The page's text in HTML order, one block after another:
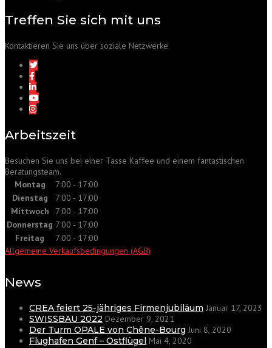
Treffen Sie sich mit uns
Kontaktieren Sie uns über soziale Netzwerke
Arbeitszeit
Besuchen Sie uns bei einer Tasse Kaffee und einem fantastischen
Beratungsteam.
Montag
7:00 - 17:00
Dienstag
7:00 - 17:00
Mittwoch
7:00 - 17:00
Donnerstag 7:00 - 17:00
Freitag
7:00 - 17:00
Allgemeine Verkaufsbedingungen (AGB)
News
CREA feiert 25-jähriges Firmenjubiläum Januar 17, 2023
SWISSBAU 2022 Dezember 9, 2021
Der Turm OPALE von Chêne-Bourg Juni 8, 2020
Flughafen Genf – Ostflügel Mai 4, 2020